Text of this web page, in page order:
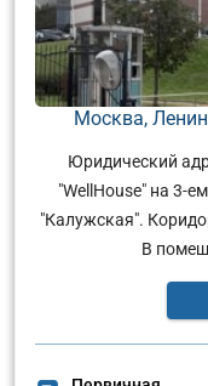
Москва,
Юридический
"WellHouse" на 3-
"Калужская".
В